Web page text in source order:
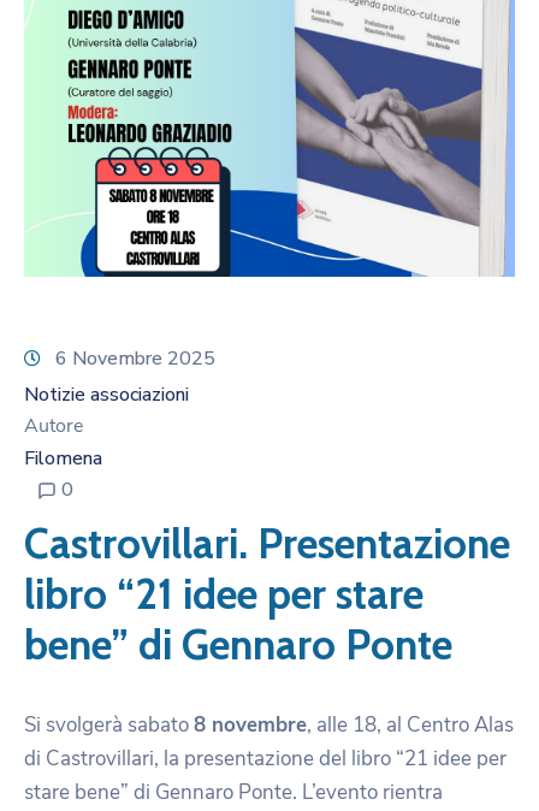
6 Novembre 2025
Notizie associazioni
Autore
Filomena
0
Castrovillari. Presentazione
libro “21 idee per stare
bene” di Gennaro Ponte
Si svolgerà sabato8 novembre, alle 18, al Centro Alas
di Castrovillari, la presentazione del libro “21 idee per
stare bene” di Gennaro Ponte. L’evento rientra